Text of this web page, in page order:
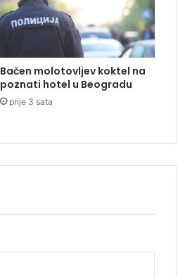
Bačen molotovljev koktel na
poznati hotel u Beogradu
prije 3 sata